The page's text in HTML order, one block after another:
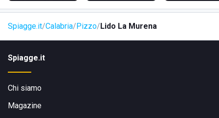
Spiagge.it Calabria Pizzo Lido La Murena
Spiagge.it
Chi siamo
Magazine